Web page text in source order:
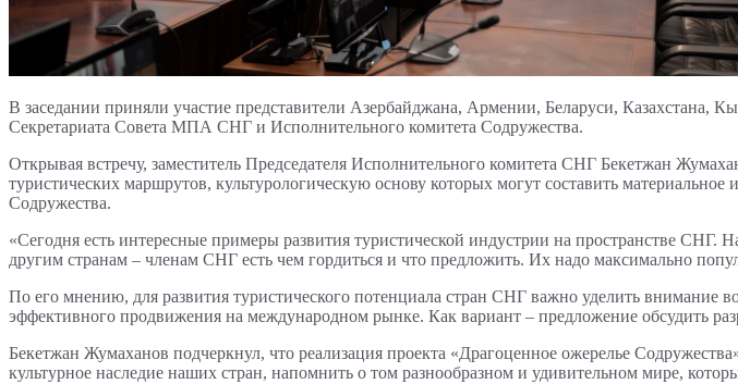
В заседании приняли участие представители Азербайджана, Армении, Беларуси, Казахстана,
Секретариата Совета МПА СНГ и Исполнительного комитета Содружества.
Открывая встречу, заместитель Председателя Исполнительного комитета СНГ Бекетжан
туристических маршрутов, культурологическую основу которых могут составить
Содружества.
«Сегодня есть интересные примеры развития туристической индустрии на пространстве
другим странам – членам СНГ есть чем гордиться и что предложить. Их надо максимально
По его мнению, для развития туристического потенциала стран СНГ важно уделить внимание
эффективного продвижения на международном рынке. Как вариант – предложение обсудить
Бекетжан Жумаханов подчеркнул, что реализация проекта «Драгоценное ожерелье
культурное наследие наших стран, напомнить о том разнообразном и удивительном мире,